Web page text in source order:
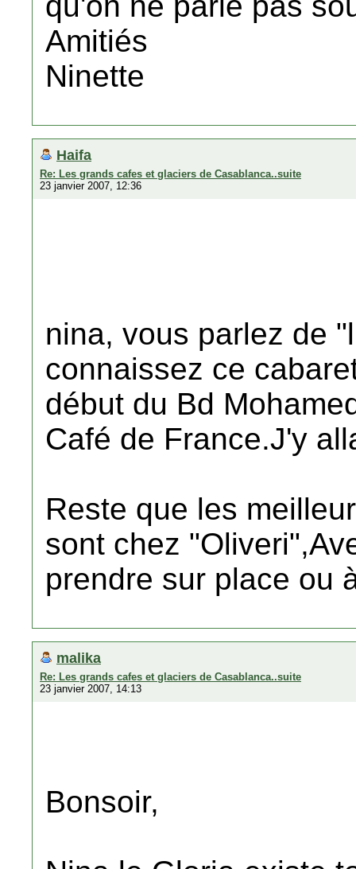
Amitiés
Ninette
Haifa
Re: Les grands cafes et glaciers de Casablanca..suite
23 janvier 2007, 12:36
nina, vous parlez de
connaissez ce
début du Bd
Café de France.J'y
Reste que les
sont chez
prendre sur place ou
malika
Re: Les grands cafes et glaciers de Casablanca..suite
23 janvier 2007, 14:13
Bonsoir,